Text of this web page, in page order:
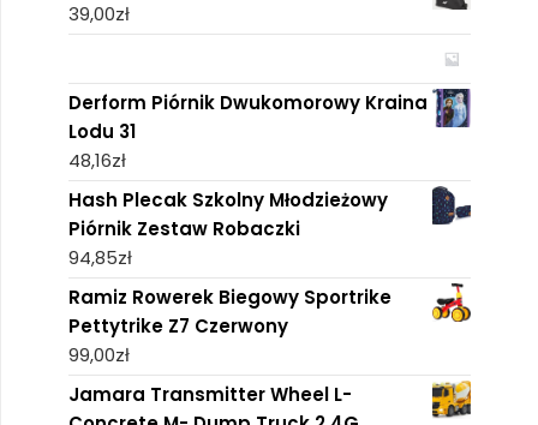
39,00zł
Derform Piórnik Dwukomorowy Kraina
Lodu 31
48,16zł
Hash Plecak Szkolny Młodzieżowy
Piórnik Zestaw Robaczki
94,85zł
Ramiz Rowerek Biegowy Sportrike
Pettytrike Z7 Czerwony
99,00zł
Jamara Transmitter Wheel L-